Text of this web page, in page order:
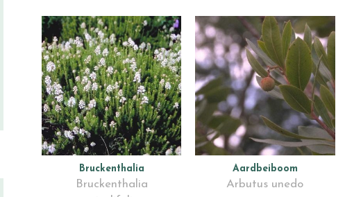
Bruckenthalia
Bruckenthalia
Aardbeiboom
Arbutus unedo